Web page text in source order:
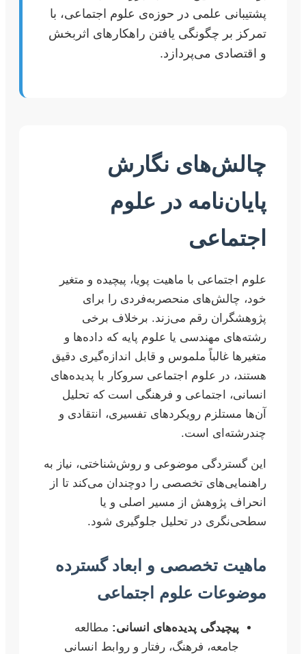
پشتیبانی علمی در حوزه‌ی علوم اجتماعی، با
تمرکز بر چگونگی یافتن راهکارهای اثربخش
و اقتصادی می‌پردازد.
چالش‌های نگارش
پایان‌نامه در علوم
اجتماعی
علوم اجتماعی با ماهیت پویا، پیچیده و متغیر
خود، چالش‌های منحصربه‌فردی را برای
پژوهشگران رقم می‌زند. برخلاف برخی
رشته‌های مهندسی یا علوم پایه که داده‌ها و
متغیرها غالباً ملموس و قابل اندازه‌گیری دقیق
هستند، در علوم اجتماعی سروکار با پدیده‌های
انسانی، اجتماعی و فرهنگی است که تحلیل
آن‌ها مستلزم رویکردهای تفسیری، انتقادی و
چندرشته‌ای است.
این گستردگی موضوعی و روش‌شناختی، نیاز به
راهنمایی‌های تخصصی را دوچندان می‌کند تا از
انحراف پژوهش از مسیر اصلی و یا
سطحی‌نگری در تحلیل جلوگیری شود.
ماهیت تخصصی و ابعاد گسترده
موضوعات علوم اجتماعی
پیچیدگی پدیده‌های انسانی: مطالعه
جامعه، فرهنگ، رفتار و روابط انسانی